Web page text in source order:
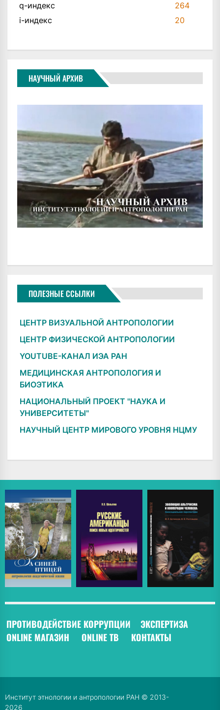
q-индекс
264
i-индекс
20
НАУЧНЫЙ АРХИВ
ПОЛЕЗНЫЕ ССЫЛКИ
ЦЕНТР ВИЗУАЛЬНОЙ АНТРОПОЛОГИИ
ЦЕНТР ФИЗИЧЕСКОЙ АНТРОПОЛОГИИ
YOUTUBE-КАНАЛ ИЭА РАН
МЕДИЦИНСКАЯ АНТРОПОЛОГИЯ И
БИОЭТИКА
НАЦИОНАЛЬНЫЙ ПРОЕКТ "НАУКА И
УНИВЕРСИТЕТЫ"
НАУЧНЫЙ ЦЕНТР МИРОВОГО УРОВНЯ НЦМУ
ПРОТИВОДЕЙСТВИЕ КОРРУПЦИИ ЭКСПЕРТИЗА
ONLINE МАГАЗИН
ONLINE ТВ КОНТАКТЫ
Институт этнологии и антропологии РАН © 2013-
2026